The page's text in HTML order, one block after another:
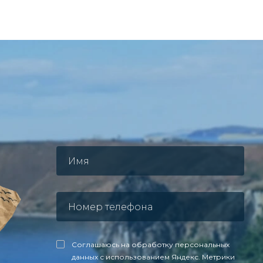
Соглашаюсь на обработку персональных
данных с использованием Яндекс. Метрики